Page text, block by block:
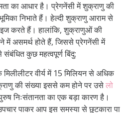
का आधार है। प्रेगनेंसी में शुक्राणु की
निभाते हैं। हेल्दी शुक्राणु आराम से
करते हैं। हालांकि, शुक्राणुओं की
में असमर्थ होते हैं, जिससे प्रेगनेंसी में
कुछ महत्वपूर्ण बिंदु:
मिलीलीटर वीर्य में 15 मिलियन से अधिक
की संख्या इससे कम होने पर उसेलो
निःसंतानता का एक बड़ा कारण है।
पाकर आप इस समस्या से छुटकारा पा